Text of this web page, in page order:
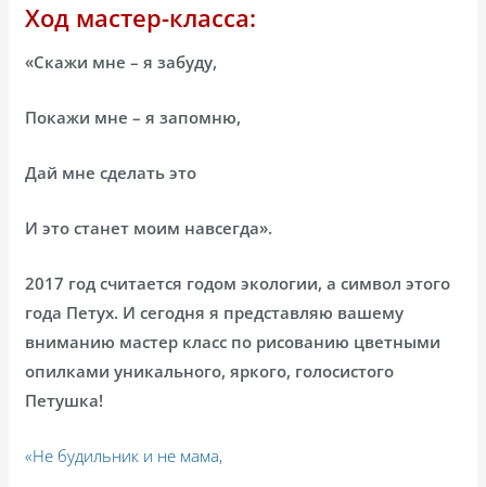
Ход мастер-класса:
«Скажи мне – я забуду,
Покажи мне – я запомню,
Дай мне сделать это
И это станет моим навсегда».
2017 год считается годом экологии, а символ этого
года Петух. И сегодня я представляю вашему
вниманию мастер класс по рисованию цветными
опилками уникального, яркого, голосистого
Петушка!
«Не будильник и не мама,